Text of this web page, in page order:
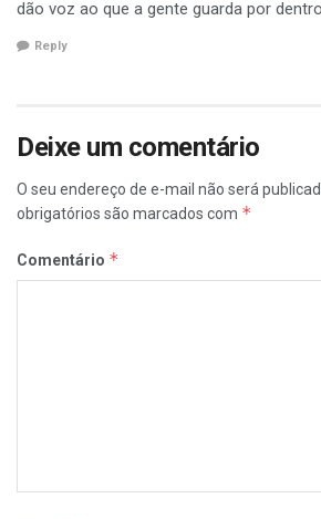
dão voz ao que a gente guarda por
Reply
Deixe um comentário
O seu endereço de e-mail não será
obrigatórios são marcados com *
Comentário *